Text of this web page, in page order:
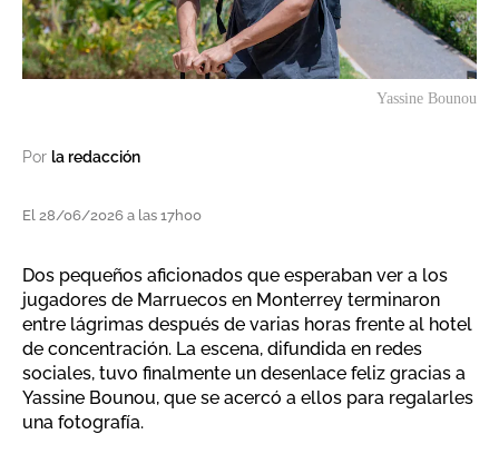
Yassine Bounou
Por la redacción
El 28/06/2026 a las 17h00
Dos pequeños aficionados que esperaban ver a los
jugadores de Marruecos en Monterrey terminaron
entre lágrimas después de varias horas frente al hotel
de concentración. La escena, difundida en redes
sociales, tuvo finalmente un desenlace feliz gracias a
Yassine Bounou, que se acercó a ellos para regalarles
una fotografía.